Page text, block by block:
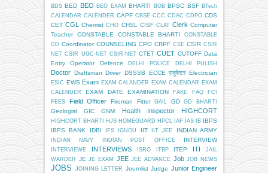
BDS BED BEO BEO EXAM BHARTI BOB BPSC BSF BTech
CALENDAR CALENDER CAPF CBSE CCC CDAC CDPO CDS
CET CGL Chemist CHO CHSL CISF CLAT Clerk Computer
Teacher
CONSTABLE CONSTABLE BHARTI
CONSTABLE
GD Coordinator COUNSELING CPO CRPF CSE CSIR CSIR
NET CSIR UGC-NET CSIR-NET CTET CUET CUTOFF Data
Entry Operator
Defence DELHI POLICE DELHI PULISH
Doctor Draftsman Driver DSSSB ECCE एजुकेटर Electrician
ESIC EWS Exam EXAM CALANDER EXAM CALENDAR EXAM
CALENDER
EXAM DATE EXAMINATION FAKE FAQ
FCI
FEES
Field Officer Fireman Fitter GAIL GD GD BHARTI
Geologist GIC GNM Health Inspector HIGHCORT
HIGHCORT BHARTI HJS HOMEGUARD HPCL IAF IAS IB IBPS
IBPS BANK
IDBI IFS IGNOU IIT IIT JEE INDIAN ARMY
INDIAN NAVY INDIAN POST OFFICE INTERVIEW
INTERVIEWE INTERVIEWS ISRO ITBP ITEP ITI
JAIL
WARDER JE JE EXAM JEE JEE ADVANCE Job JOB NEWS
JOBS JOINING LETTER Journlist Judge Junior Engineer